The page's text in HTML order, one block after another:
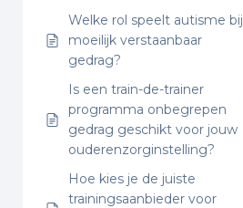
Welke rol speelt autisme bij
moeilijk verstaanbaar
gedrag?
Is een train-de-trainer
programma onbegrepen
gedrag geschikt voor jouw
ouderenzorginstelling?
Hoe kies je de juiste
trainingsaanbieder voor